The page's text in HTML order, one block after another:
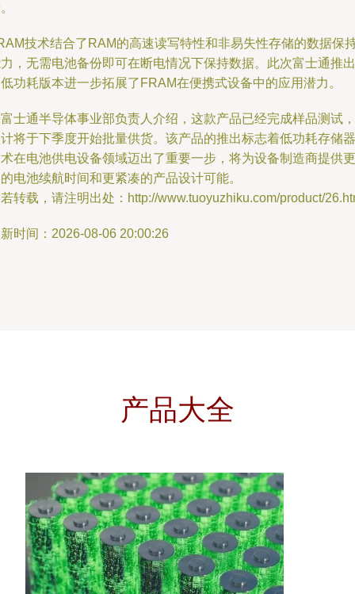
技术结合了RAM的高速读写特性和非易失性存储的数据保
，无需电池备份即可在断电情况下保持数据。此次富士通推出
功耗版本进一步拓展了FRAM在便携式设备中的应用潜力。
士通半导体事业部负责人介绍，这款产品已经完成样品测试，
将于下季度开始批量供货。该产品的推出标志着低功耗存储器
在电池供电设备领域迈出了重要一步，将为设备制造商提供更
电池续航时间和更紧凑的产品设计可能。
转载，请注明出处：http://www.tuoyuzhiku.com/product/
时间：2026-08-06 20:00:26
产品大全